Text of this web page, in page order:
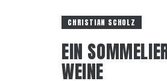
CHRISTIAN SCHOLZ
EIN
WEINE